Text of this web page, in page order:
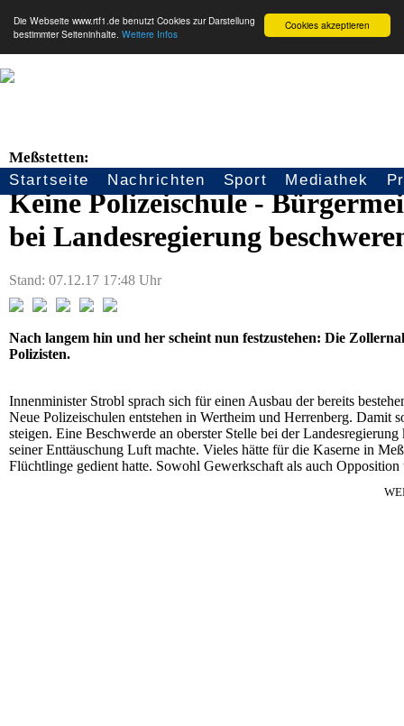
Cookies akzeptieren
Die Webseite www.rtf1.de benutzt Cookies zur Darstellung
bestimmter Seiteninhalte. Weitere Infos
Seitennavigation
Startseite Nachrichten Sport Mediathek
Meßstetten:
Keine Polizeischule -
bei Landesregierung
Stand: 07.12.17 17:48 Uhr
Nach langem hin und her scheint nun festzustehen: Die
Polizisten.
Innenminister Strobl sprach sich für einen Ausbau der bereits
Neue Polizeischulen entstehen in Wertheim und Herrenberg. Damit
steigen. Eine Beschwerde an oberster Stelle bei der
seiner Enttäuschung Luft machte. Vieles hätte für die Kaserne in
Flüchtlinge gedient hatte. Sowohl Gewerkschaft als auch